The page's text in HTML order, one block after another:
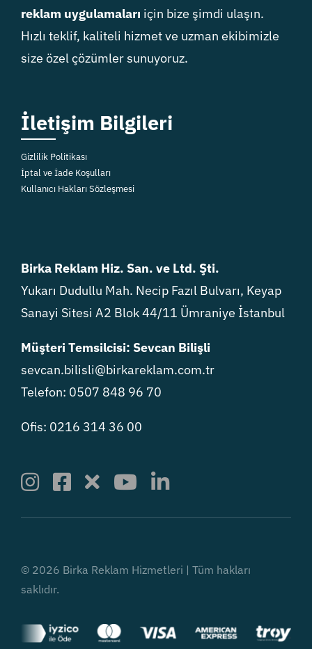
reklam uygulamaları için bize şimdi ulaşın.
Hızlı teklif, kaliteli hizmet ve uzman ekibimizle
size özel çözümler sunuyoruz.
İletişim Bilgileri
Gizlilik Politikası
İptal ve İade Koşulları
Kullanıcı Hakları Sözleşmesi
Birka Reklam Hiz. San. ve Ltd. Şti.
Yukarı Dudullu Mah. Necip Fazıl Bulvarı, Keyap
Sanayi Sitesi A2 Blok 44/11 Ümraniye İstanbul
Müşteri Temsilcisi: Sevcan Bilişli
sevcan.bilisli@birkareklam.com.tr
Telefon: 0507 848 96 70
Ofis: 0216 314 36 00
© 2026 Birka Reklam Hizmetleri | Tüm hakları
saklıdır.